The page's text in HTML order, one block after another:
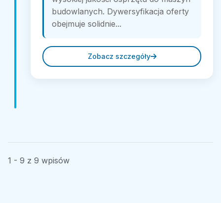
budowlanych. Dywersyfikacja oferty
obejmuje solidnie...
Zobacz szczegóły
1 - 9 z 9 wpisów